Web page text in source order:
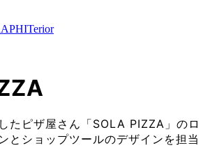
たピザ屋さん「SOLA PIZZA」のロ
とショップツールのデザインを担当